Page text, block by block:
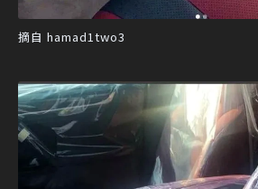
摘自 hamad1two3